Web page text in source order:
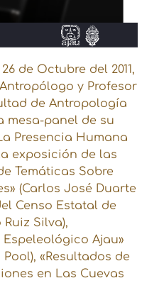
de Octubre del 2011,
y Profesor
de Antropología
mesa-panel de su
Presencia Humana
exposición de las
Temáticas Sobre
(Carlos José Duarte
Censo Estatal de
Silva),
Ajau»
«Resultados de
en Las Cuevas